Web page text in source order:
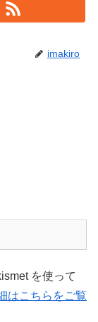
imakiro
を使って
はこちらをご覧